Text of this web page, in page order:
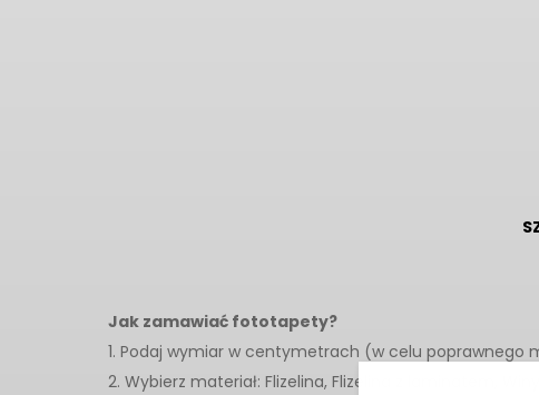
Jak zamawiać fototapety?
1. Podaj wymiar w centymetrach (w celu poprawnego
2. Wybierz materiał: Flizelina, Flizelina z laminatem,